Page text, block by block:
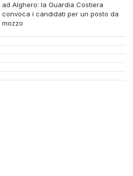
ad Alghero: la Guardia Costiera
convoca i candidati per un posto da
mozzo